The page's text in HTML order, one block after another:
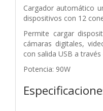
Cargador automático
dispositivos con 12
Permite cargar
cámaras digitales,
con salida USB a
Potencia: 90W